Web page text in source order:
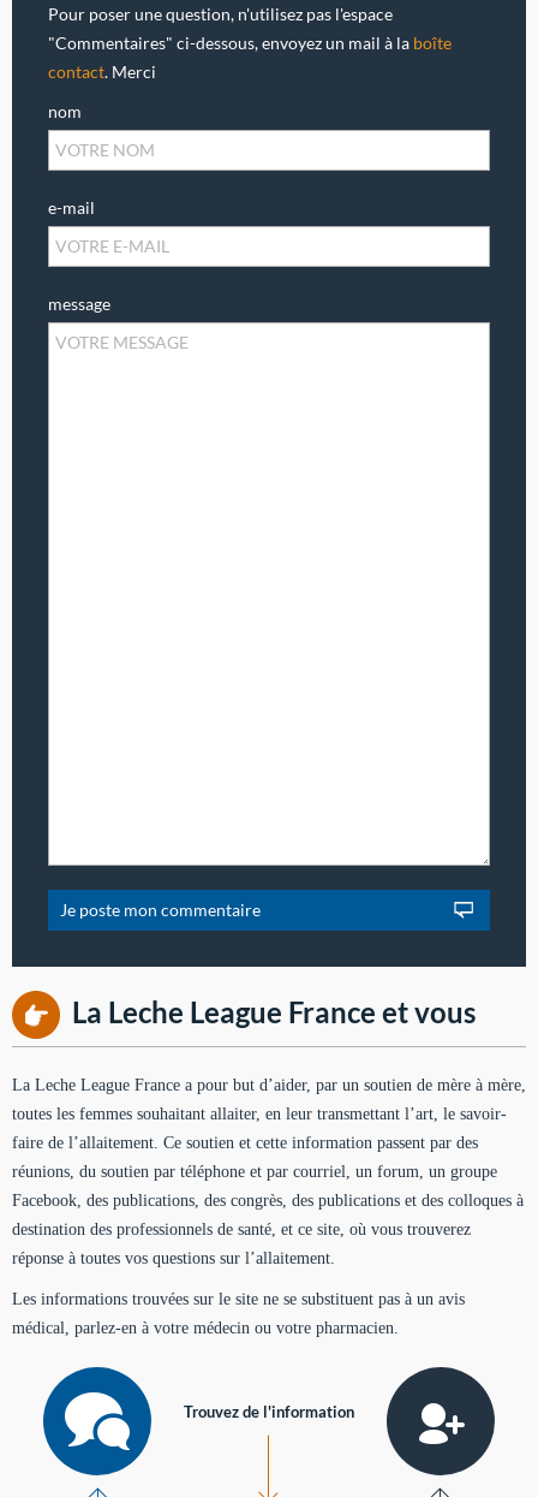
Pour poser une question, n'utilisez pas l'espace
"Commentaires" ci-dessous, envoyez un mail à la boîte
contact. Merci
nom
e-mail
message
La Leche League France et vous
La Leche League France a pour but d’aider, par un soutien de mère à mère,
toutes les femmes souhaitant allaiter, en leur transmettant l’art, le savoir-
faire de l’allaitement. Ce soutien et cette information passent par des
réunions, du soutien par téléphone et par courriel, un forum, un groupe
Facebook, des publications, des congrès, des publications et des colloques à
destination des professionnels de santé, et ce site, où vous trouverez
réponse à toutes vos questions sur l’allaitement.
Les informations trouvées sur le site ne se substituent pas à un avis
médical, parlez-en à votre médecin ou votre pharmacien.
Trouvez de l'information